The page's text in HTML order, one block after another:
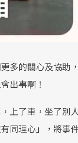
多的關心及協助
出事啊！
上了車，坐了別
同理心」，將事